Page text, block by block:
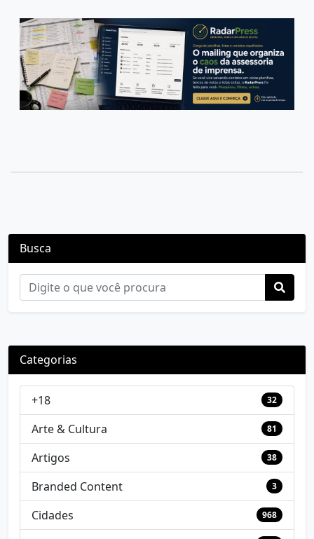
Busca
Categorias
+18 32
Arte & Cultura 81
Artigos 38
Branded Content 3
Cidades 968